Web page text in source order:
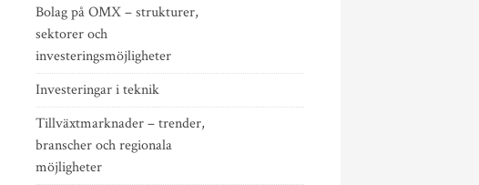
Bolag på OMX – strukturer,
sektorer och
investeringsmöjligheter
Investeringar i teknik
Tillväxtmarknader – trender,
branscher och regionala
möjligheter